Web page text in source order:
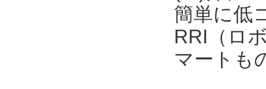
簡単に低
RRI（ロ
マートも